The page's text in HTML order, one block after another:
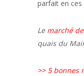
parfait en ces
Le marché
quais du
>> 5 bonnes